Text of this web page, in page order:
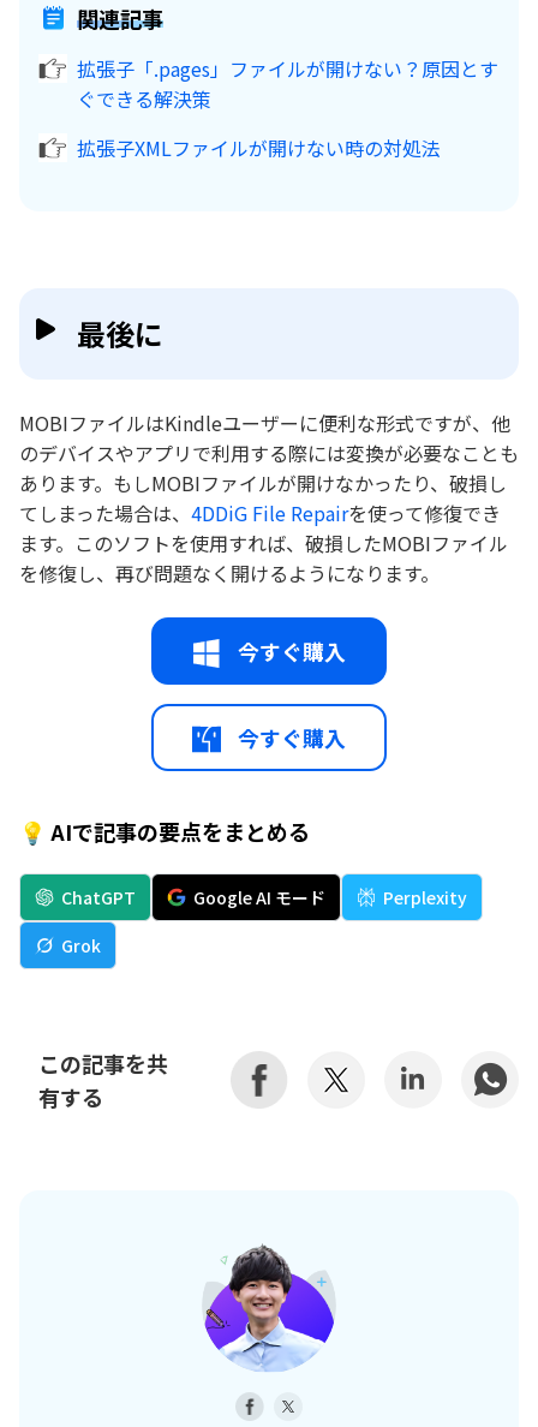
関連記事
拡張子「.pages」ファイルが開けない？原因とす
ぐできる解決策
拡張子XMLファイルが開けない時の対処法
最後に
MOBIファイルはKindleユーザーに便利な形式ですが、他
のデバイスやアプリで利用する際には変換が必要なことも
あります。もしMOBIファイルが開けなかったり、破損し
てしまった場合は、 4DDiG File Repairを使って修復でき
ます。このソフトを使用すれば、破損したMOBIファイル
を修復し、再び問題なく開けるようになります。
今すぐ購入
今すぐ購入
💡 AIで記事の要点をまとめる
ChatGPT Google AI モード
Perplexity
Grok
この記事を共
有する